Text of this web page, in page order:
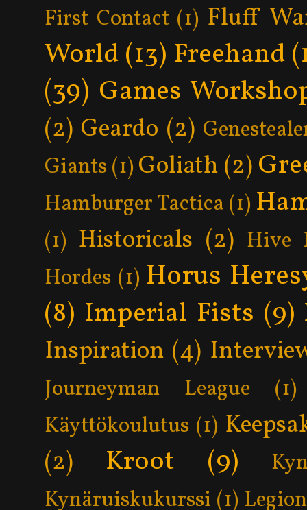
First Contact (1) Fluff
World (13) Freehand
(39) Games
(2) Geardo (2)
Giants (1) Goliath (2)
Hamburger Tactica (1)
(1) Historicals (2) Hive
Hordes (1) Horus
(8) Imperial Fists (9)
Inspiration (4)
Journeyman League
(1)
Käyttökoulutus (1)
(2)
Kroot (9)
Kynäruiskukurssi (1)